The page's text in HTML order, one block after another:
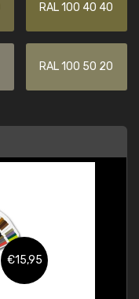
RAL 100 40 40
RAL 100 50 20
€15,95